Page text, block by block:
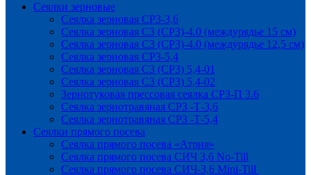
Сеялки зерновые
Сеялка зерновая СРЗ-3,6
Сеялка зерновая СЗ (СРЗ)-4.0 (междурядье 15 см)
Сеялка зерновая СЗ (СРЗ)-4.0 (междурядье 12,5 см)
Сеялка зерновая СРЗ-5,4
Сеялка зерновая СЗ (СРЗ) 5,4-01
Сеялка зерновая СЗ (СРЗ) 5,4-02
Зернотуковая прессовая сеялка СРЗ-П 3.6
Сеялка зернотравяная СРЗ -Т-3,6
Сеялка зернотравяная СРЗ -Т-5,4
Сеялки прямого посева
Сеялка прямого посева «Атрия»
Сеялка прямого посева СИЧ 3,6 No-Till
Сеялка прямого посева СИЧ-3,6 Mini-Till